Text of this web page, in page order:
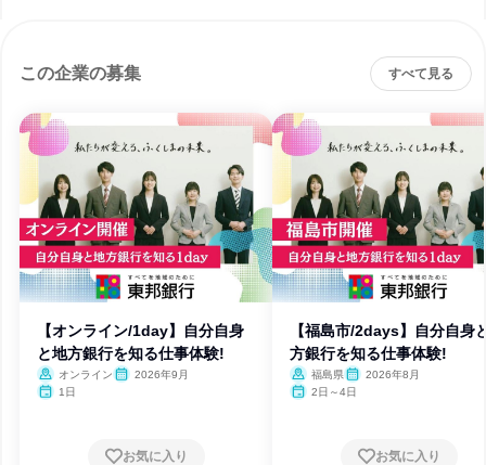
この企業の募集 すべて見る
【オンライン/1day】自分自身
と地方銀行を知る仕事体験!
オンライン
2026年9月
1日
お気に入り
【福島市/2days】自分自身
方銀行を知る仕事体験!
福島県
2026年8月
2日～4日
お気に入り